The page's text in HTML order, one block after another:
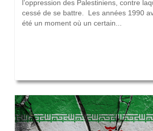
l’oppression des Palestiniens, contre
cessé de se battre. Les années 1990
été un moment où un certain...